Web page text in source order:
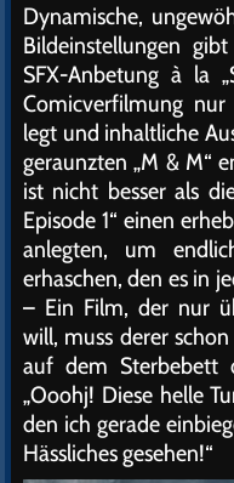
Dynamische,
Bildeinstellungen
SFX-Anbetung à la
Comicverfilmung
legt und inhaltliche
geraunzten „M & M“
ist nicht besser als
Episode 1“ einen
anlegten, um
erhaschen, den es in
– Ein Film, der nur
will, muss derer
auf dem Sterbebett
„Ooohj! Diese helle
den ich gerade
Hässliches gesehen!“